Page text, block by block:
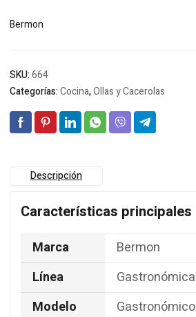
Bermon
SKU:664
Categorías:Cocina,Ollas y Cacerolas
Descripción
Características principales
Marca
Bermon
Línea
Gastronómica
Modelo
Gastronómico